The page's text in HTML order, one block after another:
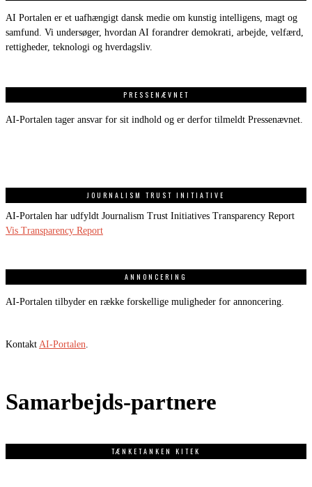
AI Portalen er et uafhængigt dansk medie om kunstig intelligens, magt og
samfund. Vi undersøger, hvordan AI forandrer demokrati, arbejde, velfærd,
rettigheder, teknologi og hverdagsliv.
PRESSENÆVNET
AI-Portalen tager ansvar for sit indhold og er derfor tilmeldt Pressenævnet.
JOURNALISM TRUST INITIATIVE
AI-Portalen har udfyldt Journalism Trust Initiatives Transparency Report
Vis Transparency Report
ANNONCERING
AI-Portalen tilbyder en række forskellige muligheder for annoncering.
Kontakt AI-Portalen
Samarbejds-partnere
TÆNKETANKEN KITEK